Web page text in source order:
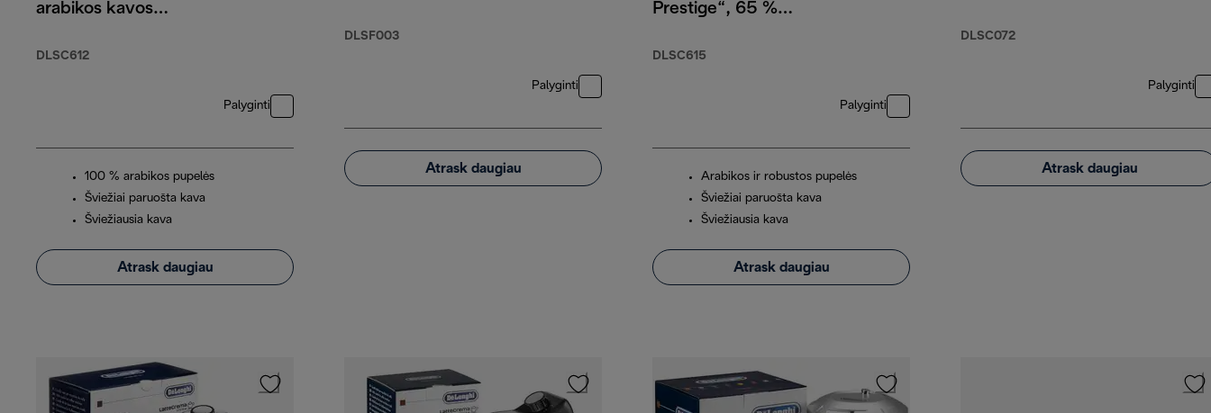
arabikos kavos
DLSC612
Palyginti
100 % arabikos pupelės
Šviežiai paruošta kava
Šviežiausia kava
Atrask daugiau
DLSF003
Palyginti
Atrask daugiau
Prestige“, 65 %
robustos, 1 kg
DLSC615
Palyginti
Arabikos ir robustos pupelės
Šviežiai paruošta kava
Šviežiausia kava
Atrask daugiau
DLSC072
Palyginti
Atrask daugiau